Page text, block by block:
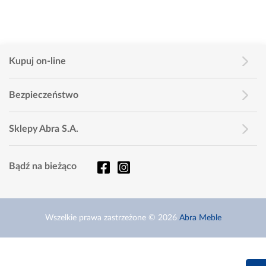
Kupuj on-line
Bezpieczeństwo
Sklepy Abra S.A.
Bądź na bieżąco
Wszelkie prawa zastrzeżone © 2026 Abra Meble